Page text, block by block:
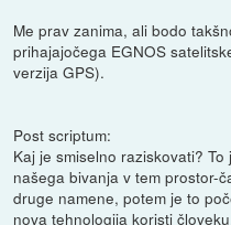
Me prav zanima, ali bodo
prihajajočega EGNOS
verzija GPS).
Post scriptum:
Kaj je smiselno raziskovati?
našega bivanja v tem prostor-
druge namene, potem je to
nova tehnologija koristi